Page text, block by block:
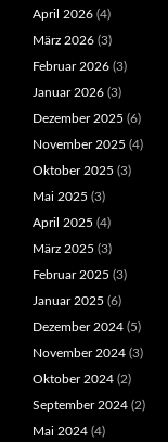
April 2026 (4)
März 2026 (3)
Februar 2026 (3)
Januar 2026 (3)
Dezember 2025 (6)
November 2025 (4)
Oktober 2025 (3)
Mai 2025 (3)
April 2025 (4)
März 2025 (3)
Februar 2025 (3)
Januar 2025 (6)
Dezember 2024 (5)
November 2024 (3)
Oktober 2024 (2)
September 2024 (2)
Mai 2024 (4)